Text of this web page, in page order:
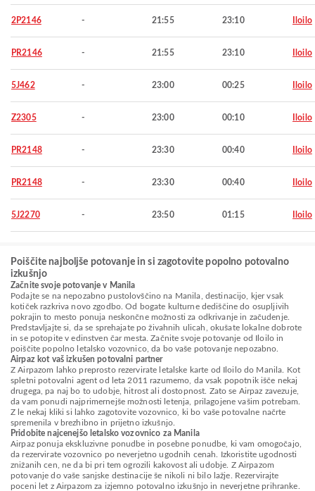
2P2146 - 21:55 23:10 Iloilo
PR2146 - 21:55 23:10 Iloilo
5J462 - 23:00 00:25 Iloilo
Z2305 - 23:00 00:10 Iloilo
PR2148 - 23:30 00:40 Iloilo
PR2148 - 23:30 00:40 Iloilo
5J2270 - 23:50 01:15 Iloilo
Poiščite najboljše potovanje in si zagotovite popolno potovalno
izkušnjo
Začnite svoje potovanje v Manila
Podajte se na nepozabno pustolovščino na Manila, destinacijo, kjer vsak
kotiček razkriva novo zgodbo. Od bogate kulturne dediščine do osupljivih
pokrajin to mesto ponuja neskončne možnosti za odkrivanje in začudenje.
Predstavljajte si, da se sprehajate po živahnih ulicah, okušate lokalne dobrote
in se potopite v edinstven čar mesta. Začnite svoje potovanje od Iloilo in
poiščite popolno letalsko vozovnico, da bo vaše potovanje nepozabno.
Airpaz kot vaš izkušen potovalni partner
Z Airpazom lahko preprosto rezervirate letalske karte od Iloilo do Manila. Kot
spletni potovalni agent od leta 2011 razumemo, da vsak popotnik išče nekaj
drugega, pa naj bo to udobje, hitrost ali dostopnost. Zato se Airpaz zavezuje,
da vam ponudi najprimernejše možnosti letenja, prilagojene vašim potrebam.
Z le nekaj kliki si lahko zagotovite vozovnico, ki bo vaše potovalne načrte
spremenila v brezhibno in prijetno izkušnjo.
Pridobite najcenejšo letalsko vozovnico za Manila
Airpaz ponuja ekskluzivne ponudbe in posebne ponudbe, ki vam omogočajo,
da rezervirate vozovnico po neverjetno ugodnih cenah. Izkoristite ugodnosti
znižanih cen, ne da bi pri tem ogrozili kakovost ali udobje. Z Airpazom
potovanje do vaše sanjske destinacije še nikoli ni bilo lažje. Rezervirajte
poceni let z Airpazom za izjemno potovalno izkušnjo in neverjetne prihranke.